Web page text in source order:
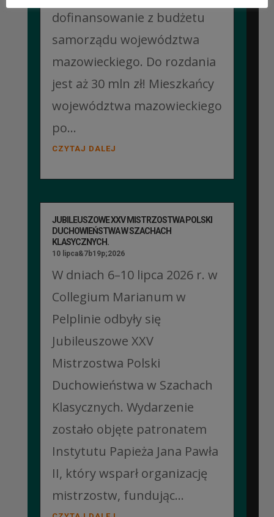
dofinansowanie z budżetu
samorządu województwa
mazowieckiego. Do rozdania
jest aż 30 mln zł! Mieszkańcy
województwa mazowieckiego
po...
CZYTAJ DALEJ
JUBILEUSZOWE XXV MISTRZOSTWA POLSKI
DUCHOWIEŃSTWA W SZACHACH
KLASYCZNYCH.
10 lipca&7b19p;2026
W dniach 6–10 lipca 2026 r. w
Collegium Marianum w
Pelplinie odbyły się
Jubileuszowe XXV
Mistrzostwa Polski
Duchowieństwa w Szachach
Klasycznych. Wydarzenie
zostało objęte patronatem
Instytutu Papieża Jana Pawła
II, który wsparł organizację
mistrzostw, fundując...